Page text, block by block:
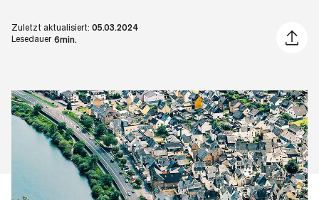
Zuletzt aktualisiert: 05.03.2024
Lesedauer 6min.
Artikel